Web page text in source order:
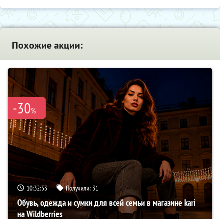
Похожие акции:
-30%
10:32:52 Получили: 31
Обувь, одежда и сумки для всей семьи в магазине kari
на Wildberries